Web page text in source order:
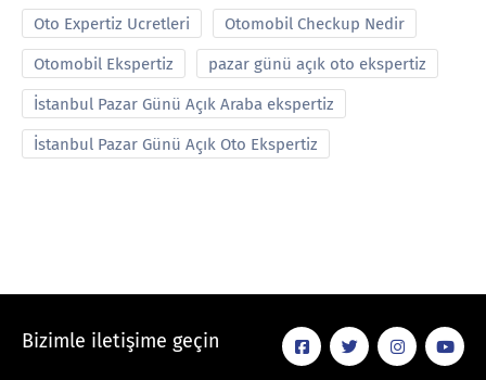
Oto Expertiz Ucretleri Otomobil Checkup Nedir
Otomobil Ekspertiz pazar günü açık oto ekspertiz
İstanbul Pazar Günü Açık Araba ekspertiz
İstanbul Pazar Günü Açık Oto Ekspertiz
Bizimle iletişime geçin